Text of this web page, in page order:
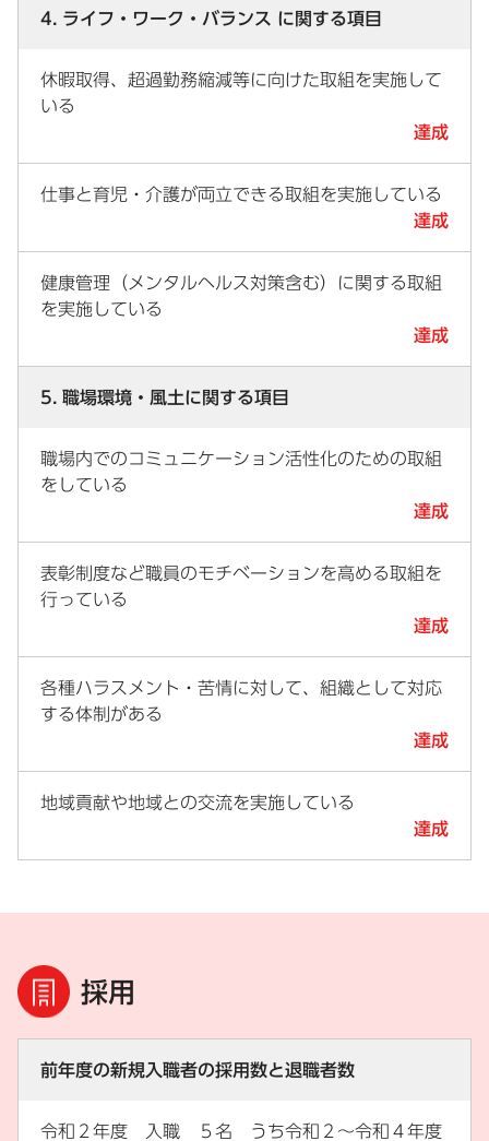
4. ライフ・ワーク・バランス に関する項目
休暇取得、超過勤務縮減等に向けた取組を実施して
いる
達成
仕事と育児・介護が両立できる取組を実施している
達成
健康管理（メンタルヘルス対策含む）に関する取組
を実施している
達成
5. 職場環境・風土に関する項目
職場内でのコミュニケーション活性化のための取組
をしている
達成
表彰制度など職員のモチベーションを高める取組を
行っている
達成
各種ハラスメント・苦情に対して、組織として対応
する体制がある
達成
地域貢献や地域との交流を実施している
達成
採用
前年度の新規入職者の採用数と退職者数
令和２年度 入職 ５名 うち令和２～令和４年度